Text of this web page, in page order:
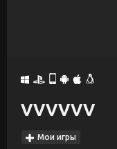
VVVVVV
Мои игры